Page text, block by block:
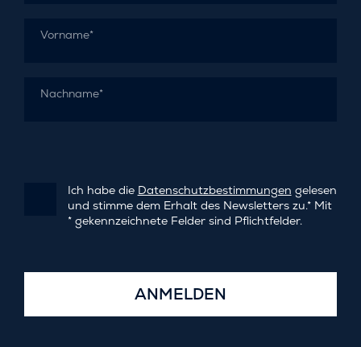
Vorname*
Nachname*
Ich habe die Datenschutzbestimmungen gelesen
und stimme dem Erhalt des Newsletters zu.* Mit
* gekennzeichnete Felder sind Pflichtfelder.